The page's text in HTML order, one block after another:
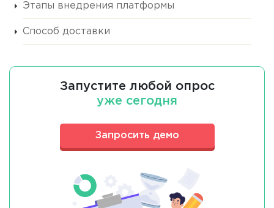
Этапы внедрения платформы
Способ доставки
Запустите любой опрос
уже сегодня
Запросить демо